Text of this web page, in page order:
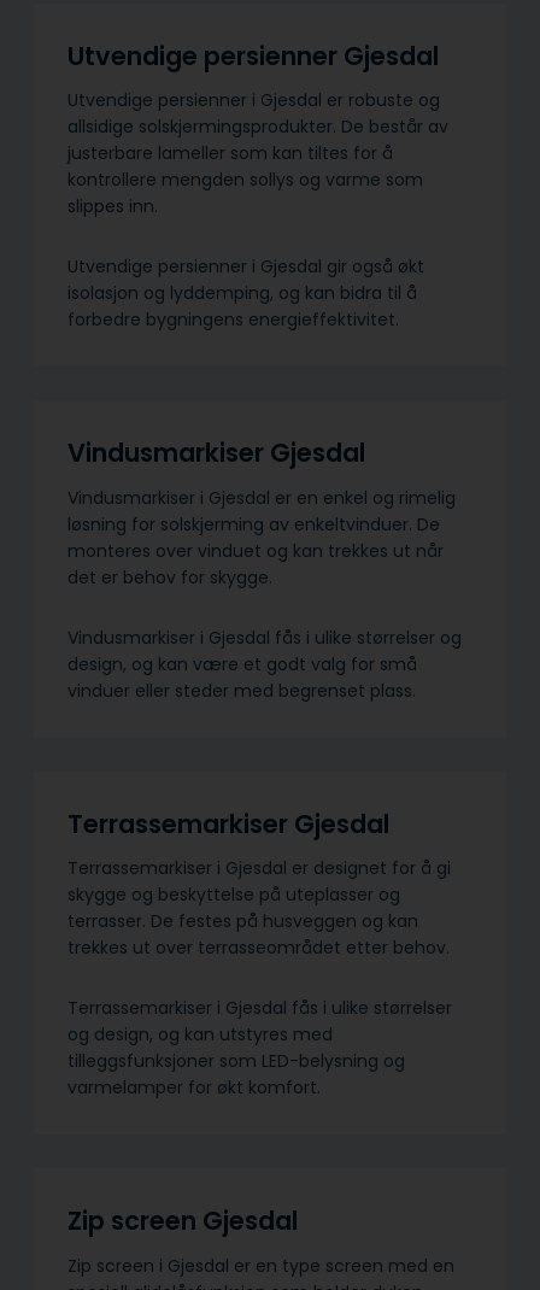
Utvendige persienner Gjesdal
Utvendige persienner i Gjesdal er robuste og
allsidige solskjermings­produkter. De består av
justerbare lameller som kan tiltes for å
kontrollere mengden sollys og varme som
slippes inn.
Utvendige persienner i Gjesdal gir også økt
isolasjon og lyddemping, og kan bidra til å
forbedre bygningens energieffektivitet.
Vindusmarkiser Gjesdal
Vindusmarkiser i Gjesdal er en enkel og rimelig
løsning for solskjerming av enkeltvinduer. De
monteres over vinduet og kan trekkes ut når
det er behov for skygge.
Vindusmarkiser i Gjesdal fås i ulike størrelser og
design, og kan være et godt valg for små
vinduer eller steder med begrenset plass.
Terrassemarkiser Gjesdal
Terrassemarkiser i Gjesdal er designet for å gi
skygge og beskyttelse på uteplasser og
terrasser. De festes på husveggen og kan
trekkes ut over terrasseområdet etter behov.
Terrassemarkiser i Gjesdal fås i ulike størrelser
og design, og kan utstyres med
tilleggsfunksjoner som LED-belysning og
varmelamper for økt komfort.
Zip screen Gjesdal
Zip screen i Gjesdal er en type screen med en